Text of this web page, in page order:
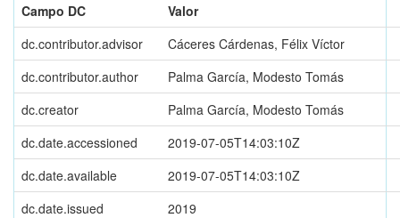
Campo DC
Valor
dc.contributor.advisor
Cáceres Cárdenas, Félix Víctor
dc.contributor.author
Palma García, Modesto Tomás
dc.creator
Palma García, Modesto Tomás
dc.date.accessioned
2019-07-05T14:03:10Z
dc.date.available
2019-07-05T14:03:10Z
dc.date.issued
2019